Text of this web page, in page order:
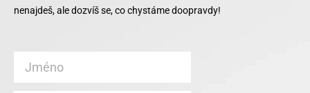
nenajdeš, ale dozvíš se, co chystáme doopravdy!